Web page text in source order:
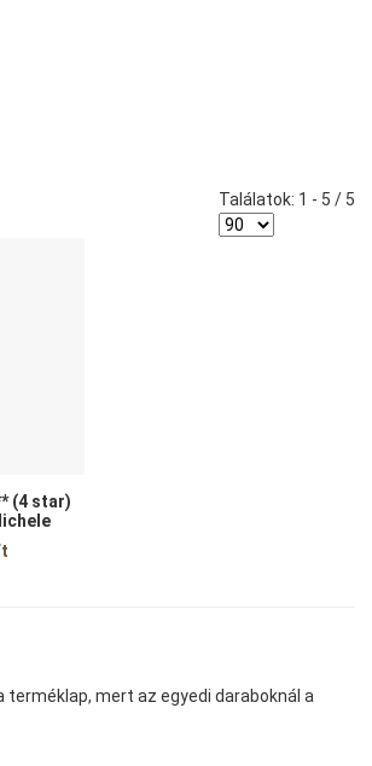
Találatok: 1 - 5 / 5
(4 star)
mert az egyedi daraboknál a